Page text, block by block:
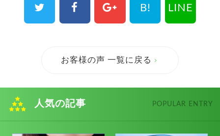
B! LINE
お客様の声 一覧に戻る
人気の記事 POPULAR ENTRY